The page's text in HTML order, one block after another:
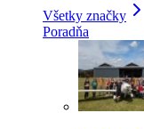
Všetky značky
Poradňa